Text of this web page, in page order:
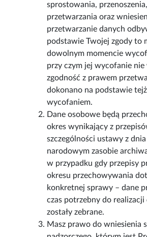
sprostowania,
przetwarzania oraz
przetwarzanie danych
podstawie Twojej zgody to
dowolnym momencie
przy czym jej wycofanie nie
zgodność z prawem
dokonano na podstawie
wycofaniem.
Dane osobowe będą
okres wynikający z
szczególności ustawy z
narodowym zasobie
w przypadku gdy przepisy
okresu przechowywania
konkretnej sprawy – dane
czas potrzebny do
zostały zebrane.
Masz prawo do wniesienia